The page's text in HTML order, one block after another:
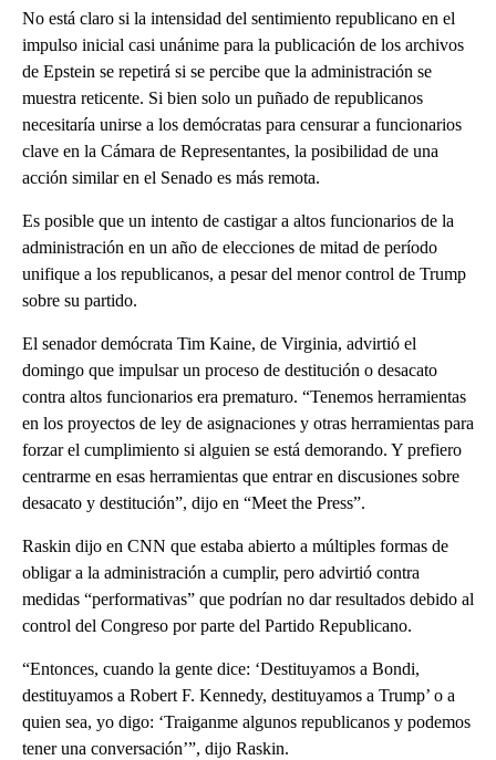
No está claro si la intensidad del sentimiento republicano en el
impulso inicial casi unánime para la publicación de los archivos
de Epstein se repetirá si se percibe que la administración se
muestra reticente. Si bien solo un puñado de republicanos
necesitaría unirse a los demócratas para censurar a funcionarios
clave en la Cámara de Representantes, la posibilidad de una
acción similar en el Senado es más remota.
Es posible que un intento de castigar a altos funcionarios de la
administración en un año de elecciones de mitad de período
unifique a los republicanos, a pesar del menor control de Trump
sobre su partido.
El senador demócrata Tim Kaine, de Virginia, advirtió el
domingo que impulsar un proceso de destitución o desacato
contra altos funcionarios era prematuro. “Tenemos herramientas
en los proyectos de ley de asignaciones y otras herramientas para
forzar el cumplimiento si alguien se está demorando. Y prefiero
centrarme en esas herramientas que entrar en discusiones sobre
desacato y destitución”, dijo en “Meet the Press”.
Raskin dijo en CNN que estaba abierto a múltiples formas de
obligar a la administración a cumplir, pero advirtió contra
medidas “performativas” que podrían no dar resultados debido al
control del Congreso por parte del Partido Republicano.
“Entonces, cuando la gente dice: ‘Destituyamos a Bondi,
destituyamos a Robert F. Kennedy, destituyamos a Trump’ o a
quien sea, yo digo: ‘Traiganme algunos republicanos y podemos
tener una conversación’”, dijo Raskin.